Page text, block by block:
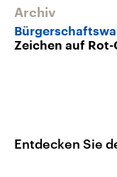
Archiv
Zeichen auf Rot-
Entdecken Sie